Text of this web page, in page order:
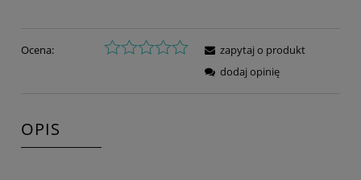
Ocena:
zapytaj o produkt
dodaj opinię
OPIS